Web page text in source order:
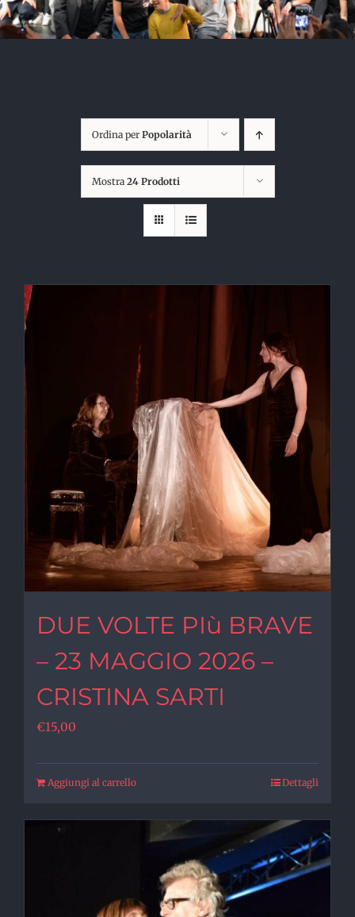
Ordina per Popolarità
Mostra 24 Prodotti
DUE VOLTE PIù BRAVE
– 23 MAGGIO 2026 –
CRISTINA SARTI
€15,00
Aggiungi al carrello Dettagli